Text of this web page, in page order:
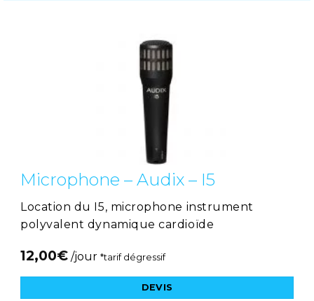
Microphone – Audix – I5
Location du I5, microphone instrument
polyvalent dynamique cardioïde
12,00€ /jour *tarif dégressif
DEVIS